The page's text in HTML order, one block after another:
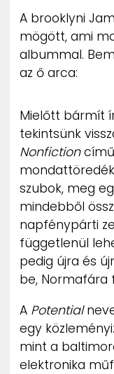
A brooklyni
mögött, ami
albummal.
az ő arca:
Mielőtt bármít
tekintsünk
Nonfictioncímű
szubok, meg
mindebből
napfénypárti
függetlenül
pedig újra és
be, Normafára
A Potential
egy
mint a
elektronika